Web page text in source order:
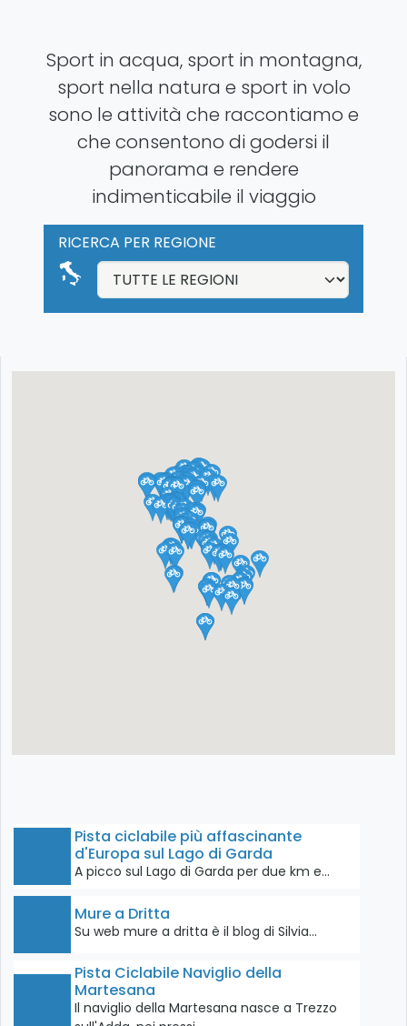
Sport in acqua, sport in montagna,
sport nella natura e sport in volo
sono le attività che raccontiamo e
che consentono di godersi il
panorama e rendere
indimenticabile il viaggio
RICERCA PER REGIONE
Pista ciclabile più affascinante
d'Europa sul Lago di Garda
A picco sul Lago di Garda per due km e…
Mure a Dritta
Su web mure a dritta è il blog di Silvia…
Pista Ciclabile Naviglio della
Martesana
Il naviglio della Martesana nasce a Trezzo